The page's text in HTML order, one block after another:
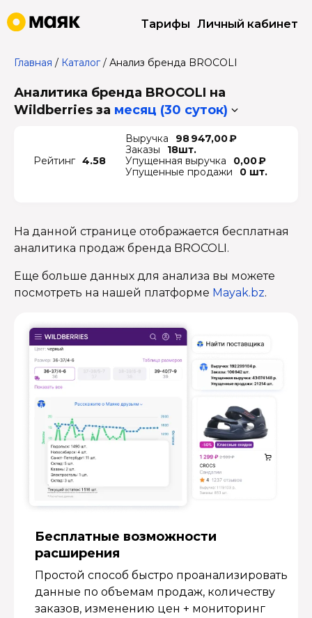
Тарифы Личный кабинет
Главная / Каталог/ Анализ бренда BROCOLI
Аналитика бренда BROCOLI на
Wildberries за месяц (30 суток)
Рейтинг 4.58
Выручка
98 947,00 ₽
Заказы
18шт.
Упущенная выручка
0,00 ₽
Упущенные продажи
0 шт.
На данной странице отображается бесплатная
аналитика продаж бренда BROCOLI.
Еще больше данных для анализа вы можете
посмотреть на нашей платформе Mayak.bz.
Бесплатные возмож­ности
расширения
Простой способ быстро проанализировать
данные по объемам продаж, количеству
заказов, изменению цен + мониторинг